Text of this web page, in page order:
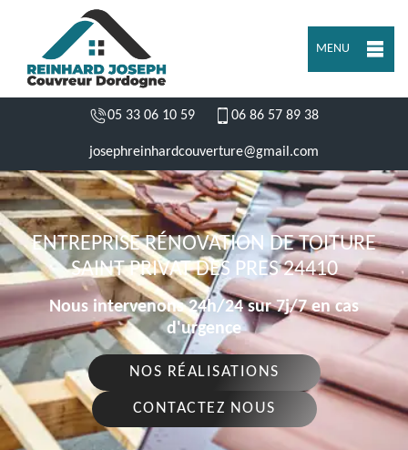
MENU
05 33 06 10 59 06 86 57 89 38
josephreinhardcouverture@gmail.com
ENTREPRISE RÉNOVATION DE TOITURE
SAINT PRIVAT DES PRES 24410
Nous intervenons 24h/24 sur 7j/7 en cas
d'urgence
NOS RÉALISATIONS
CONTACTEZ NOUS